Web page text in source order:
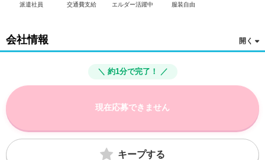
派遣社員 交通費支給 エルダー活躍中 服装自由
会社情報
＼ 約1分で完了！ ／
現在応募できません
キープする